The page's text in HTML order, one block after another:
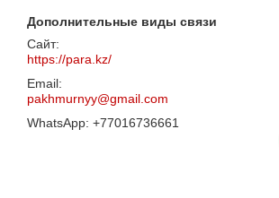
https://para.kz/
pakhmurnyy@gmail.com
+77016736661